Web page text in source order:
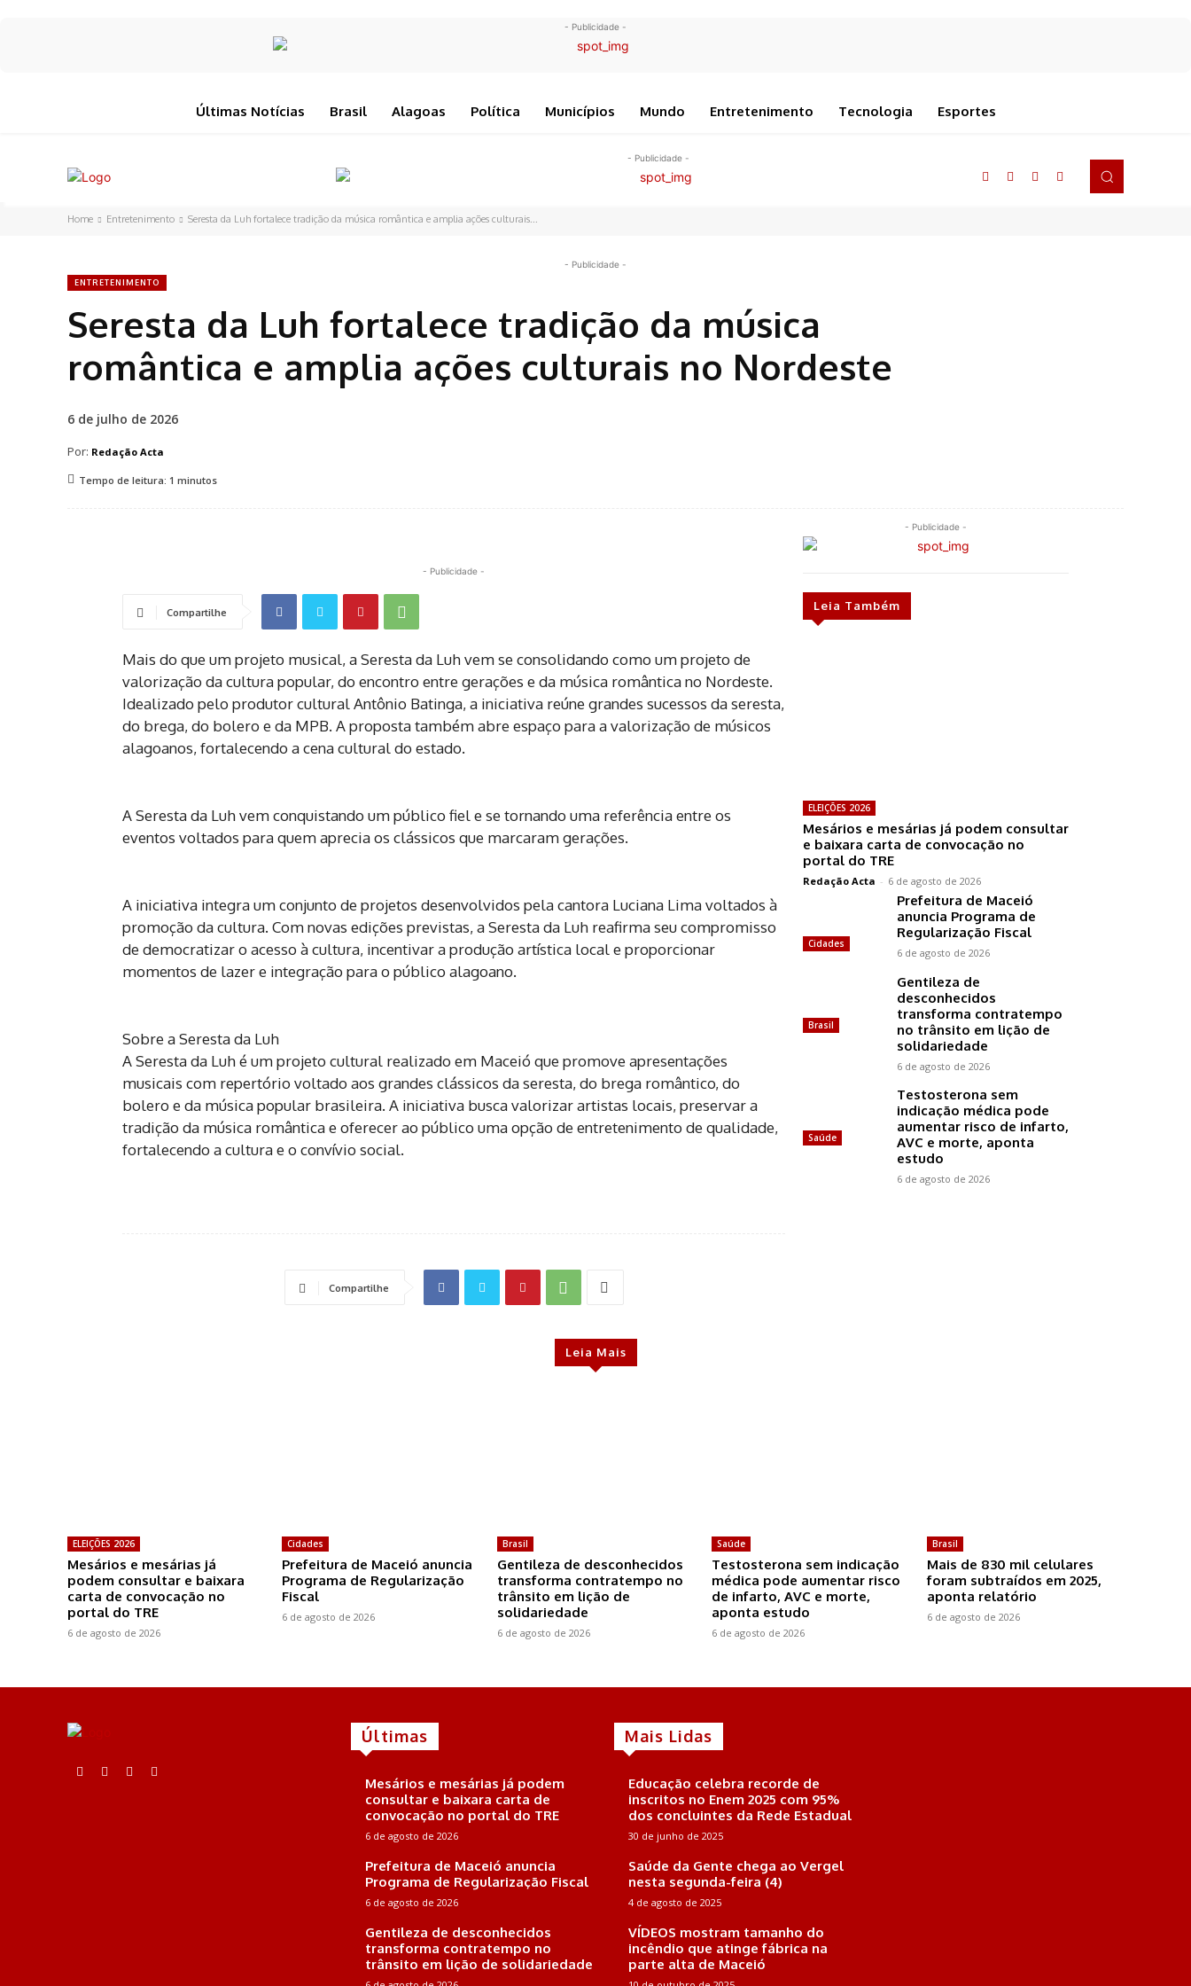
- Publicidade -
Últimas Notícias Brasil Alagoas Política Municípios Mundo Entretenimento Tecnologia Esportes
- Publicidade -
Home Entretenimento Seresta da Luh fortalece tradição da música romântica e amplia ações culturais...
- Publicidade -
ENTRETENIMENTO
Seresta da Luh fortalece tradição da música
romântica e amplia ações culturais no Nordeste
6 de julho de 2026
Por: Redação Acta
Tempo de leitura: 1 minutos
- Publicidade -
Compartilhe
Mais do que um projeto musical, a Seresta da Luh vem se consolidando como um projeto de
valorização da cultura popular, do encontro entre gerações e da música romântica no Nordeste.
Idealizado pelo produtor cultural Antônio Batinga, a iniciativa reúne grandes sucessos da seresta,
do brega, do bolero e da MPB. A proposta também abre espaço para a valorização de músicos
alagoanos, fortalecendo a cena cultural do estado.
A Seresta da Luh vem conquistando um público fiel e se tornando uma referência entre os
eventos voltados para quem aprecia os clássicos que marcaram gerações.
A iniciativa integra um conjunto de projetos desenvolvidos pela cantora Luciana Lima voltados à
promoção da cultura. Com novas edições previstas, a Seresta da Luh reafirma seu compromisso
de democratizar o acesso à cultura, incentivar a produção artística local e proporcionar
momentos de lazer e integração para o público alagoano.
Sobre a Seresta da Luh
A Seresta da Luh é um projeto cultural realizado em Maceió que promove apresentações
musicais com repertório voltado aos grandes clássicos da seresta, do brega romântico, do
bolero e da música popular brasileira. A iniciativa busca valorizar artistas locais, preservar a
tradição da música romântica e oferecer ao público uma opção de entretenimento de qualidade,
fortalecendo a cultura e o convívio social.
Compartilhe
- Publicidade -
Leia Também
ELEIÇÕES 2026
Mesários e mesárias já podem consultar
e baixara carta de convocação no
portal do TRE
Redação Acta - 6 de agosto de 2026
Cidades
Prefeitura de Maceió
anuncia Programa de
Regularização Fiscal
6 de agosto de 2026
Brasil
Gentileza de
desconhecidos
transforma contratempo
no trânsito em lição de
solidariedade
6 de agosto de 2026
Saúde
Testosterona sem
indicação médica pode
aumentar risco de infarto,
AVC e morte, aponta
estudo
6 de agosto de 2026
Leia Mais
ELEIÇÕES 2026
Mesários e mesárias já
podem consultar e baixara
carta de convocação no
portal do TRE
6 de agosto de 2026
Cidades
Prefeitura de Maceió anuncia
Programa de Regularização
Fiscal
6 de agosto de 2026
Brasil
Gentileza de desconhecidos
transforma contratempo no
trânsito em lição de
solidariedade
6 de agosto de 2026
Saúde
Testosterona sem indicação
médica pode aumentar risco
de infarto, AVC e morte,
aponta estudo
6 de agosto de 2026
Brasil
Mais de 830 mil celulares
foram subtraídos em 2025,
aponta relatório
6 de agosto de 2026
Últimas
Mesários e mesárias já podem
consultar e baixara carta de
convocação no portal do TRE
6 de agosto de 2026
Prefeitura de Maceió anuncia
Programa de Regularização Fiscal
6 de agosto de 2026
Gentileza de desconhecidos
transforma contratempo no
trânsito em lição de solidariedade
Mais Lidas
Educação celebra recorde de
inscritos no Enem 2025 com 95%
dos concluintes da Rede Estadual
30 de junho de 2025
Saúde da Gente chega ao Vergel
nesta segunda-feira (4)
4 de agosto de 2025
VÍDEOS mostram tamanho do
incêndio que atinge fábrica na
parte alta de Maceió